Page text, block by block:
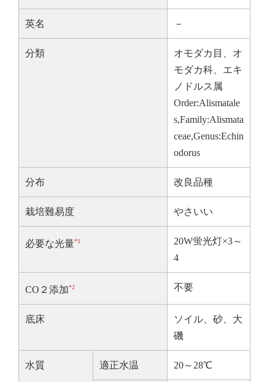
英名 －
分類
オモダカ目、オ
モダカ科、エキ
ノドルス属
Order:Alismatale
s,Family:Alismata
ceae,Genus:Echin
odorus
分布 改良品種
栽培難易度 やさいい
必要な光量*1
20W蛍光灯×3～
4
CO２添加*2 不要
底床
ソイル、砂、大
磯
水質 適正水温 20～28℃